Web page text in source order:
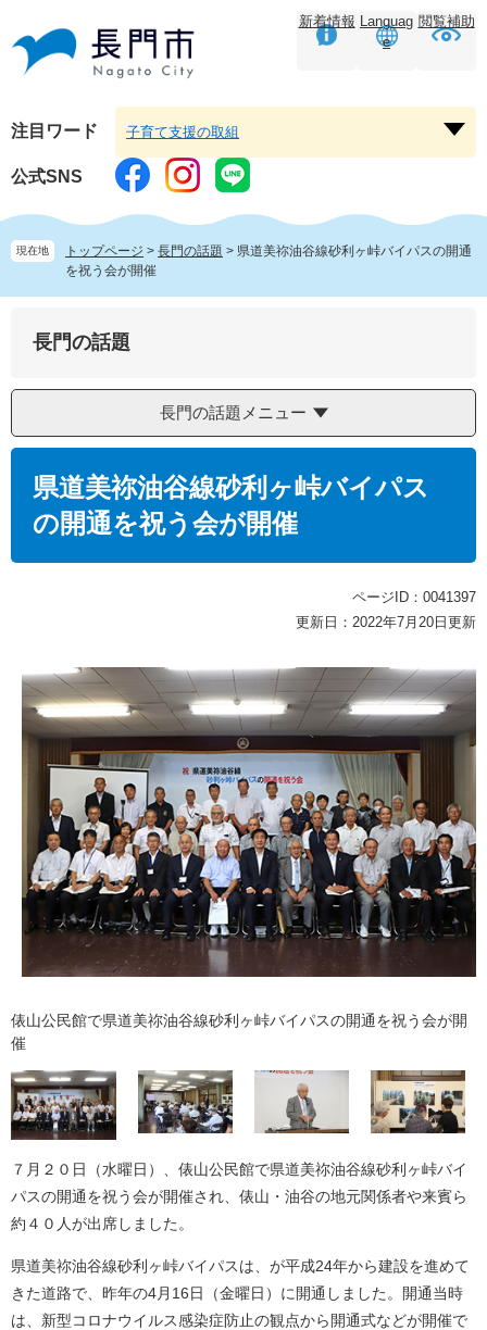
頭
す。
飛
し
本
文
へ
新着情報 Languag
e
閲覧補助
注目ワード
ー
を
子育て支援の取組
公式SNS
現在地 トップページ > 長門の話題 > 県道美祢油谷線砂利ヶ峠バイパスの開通
を祝う会が開催
長門の話題
長門の話題メニュー
県道美祢油谷線砂利ヶ峠バイパス
の開通を祝う会が開催
ページID：0041397
更新日：2022年7月20日更新
俵山公民館で県道美祢油谷線砂利ヶ峠バイパスの開通を祝う会が開
催
７月２０日（水曜日）、俵山公民館で県道美祢油谷線砂利ヶ峠バイ
パスの開通を祝う会が開催され、俵山・油谷の地元関係者や来賓ら
約４０人が出席しました。
県道美祢油谷線砂利ヶ峠バイパスは、が平成24年から建設を進めて
きた道路で、昨年の4月16日（金曜日）に開通しました。開通当時
は、新型コロナウイルス感染症防止の観点から開通式などが開催で